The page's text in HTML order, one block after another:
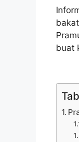
buat